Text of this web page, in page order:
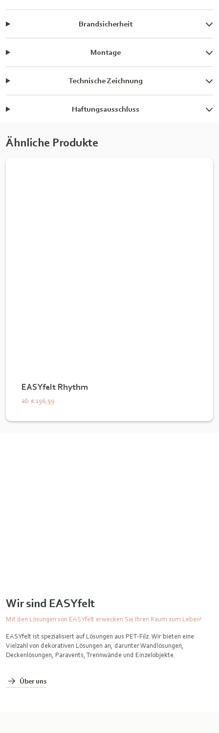
Brandsicherheit
Montage
Technische Zeichnung
Haftungsausschluss
Ähnliche Produkte
EASYfelt Rhythm
ab € 196,99
Wir sind EASYfelt
Mit den Lösungen von EASYfelt erwecken Sie Ihren Raum zum Leben!
EASYfelt ist spezialisiert auf Lösungen aus PET-Filz. Wir bieten eine
Vielzahl von dekorativen Lösungen an, darunter Wandlösungen,
Deckenlösungen, Paravents, Trennwände und Einzelobjekte.
Über uns